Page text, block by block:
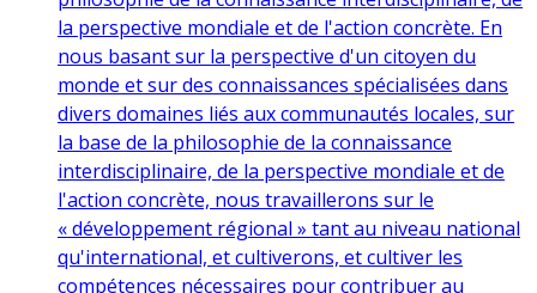
la perspective mondiale et de l'action concrète. En
nous basant sur la perspective d'un citoyen du
monde et sur des connaissances spécialisées dans
divers domaines liés aux communautés locales, sur
la base de la philosophie de la connaissance
interdisciplinaire, de la perspective mondiale et de
l'action concrète, nous travaillerons sur le
« développement régional » tant au niveau national
qu'international, et cultiverons, et cultiver les
compétences nécessaires pour contribuer au